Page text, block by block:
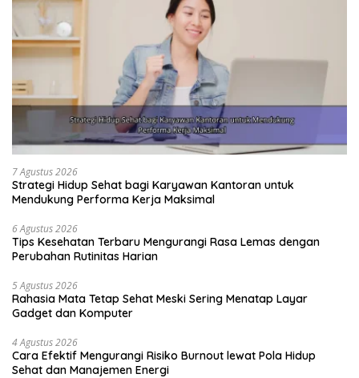
7 Agustus 2026
Strategi Hidup Sehat bagi Karyawan Kantoran untuk
Mendukung Performa Kerja Maksimal
6 Agustus 2026
Tips Kesehatan Terbaru Mengurangi Rasa Lemas dengan
Perubahan Rutinitas Harian
5 Agustus 2026
Rahasia Mata Tetap Sehat Meski Sering Menatap Layar
Gadget dan Komputer
4 Agustus 2026
Cara Efektif Mengurangi Risiko Burnout lewat Pola Hidup
Sehat dan Manajemen Energi